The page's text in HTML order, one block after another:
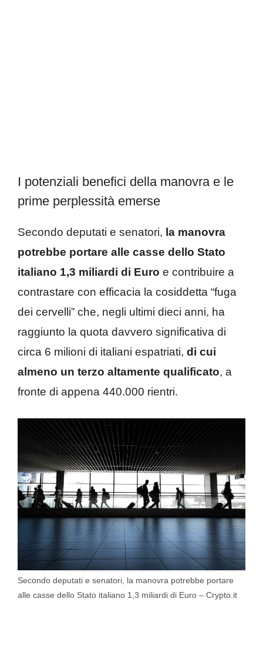
I potenziali benefici della manovra e le
prime perplessità emerse
Secondo deputati e senatori, la manovra
potrebbe portare alle casse dello Stato
italiano 1,3 miliardi di Euro e contribuire a
contrastare con efficacia la cosiddetta “fuga
dei cervelli” che, negli ultimi dieci anni, ha
raggiunto la quota davvero significativa di
circa 6 milioni di italiani espatriati, di cui
almeno un terzo altamente qualificato, a
fronte di appena 440.000 rientri.
Secondo deputati e senatori, la manovra potrebbe portare
alle casse dello Stato italiano 1,3 miliardi di Euro – Crypto.it